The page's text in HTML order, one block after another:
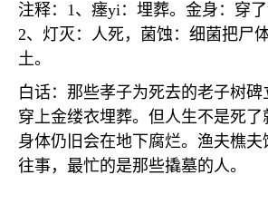
注释： 1、瘗yi：埋葬。金身：穿
2、灯灭：人死，菌蚀：细菌把尸
土。
白话：那些孝子为死去的老子树
穿上金缕衣埋葬。但人生不是死了
身体仍旧会在地下腐烂。渔夫樵夫
往事，最忙的是那些撬墓的人。